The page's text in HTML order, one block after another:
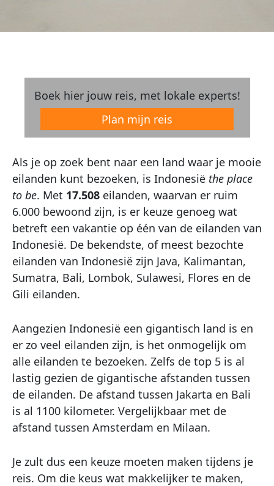
Boek hier jouw reis, met lokale experts!
Plan mijn reis
Als je op zoek bent naar een land waar je mooie
eilanden kunt bezoeken, is Indonesië the place
to be. Met 17.508 eilanden, waarvan er ruim
6.000 bewoond zijn, is er keuze genoeg wat
betreft een vakantie op één van de eilanden van
Indonesië. De bekendste, of meest bezochte
eilanden van Indonesië zijn Java, Kalimantan,
Sumatra, Bali, Lombok, Sulawesi, Flores en de
Gili eilanden.
Aangezien Indonesië een gigantisch land is en
er zo veel eilanden zijn, is het onmogelijk om
alle eilanden te bezoeken. Zelfs de top 5 is al
lastig gezien de gigantische afstanden tussen
de eilanden. De afstand tussen Jakarta en Bali
is al 1100 kilometer. Vergelijkbaar met de
afstand tussen Amsterdam en Milaan.
Je zult dus een keuze moeten maken tijdens je
reis. Om die keus wat makkelijker te maken,